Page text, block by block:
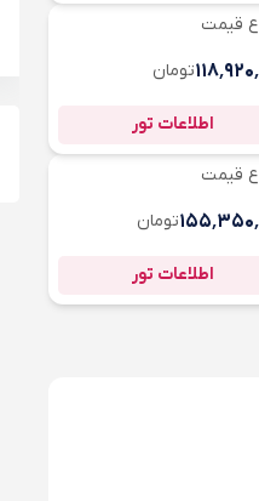
قیمت
تومان
اطلاعات تور
قیمت
تومان
اطلاعات تور